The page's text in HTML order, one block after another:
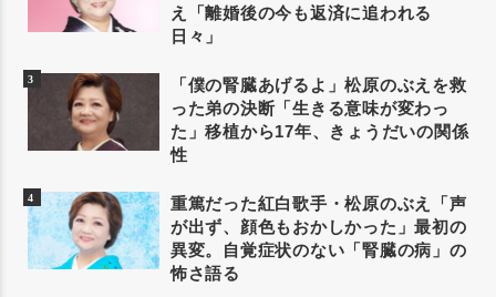
え「離婚後の今も返済に追われる
日々」
「僕の腎臓あげるよ」松原のぶえを救
った弟の決断「生きる意味が変わっ
た」移植から17年、きょうだいの関係
性
重篤だった紅白歌手・松原のぶえ「声
が出ず、顔色もおかしかった」最初の
異変。自覚症状のない「腎臓の病」の
怖さ語る